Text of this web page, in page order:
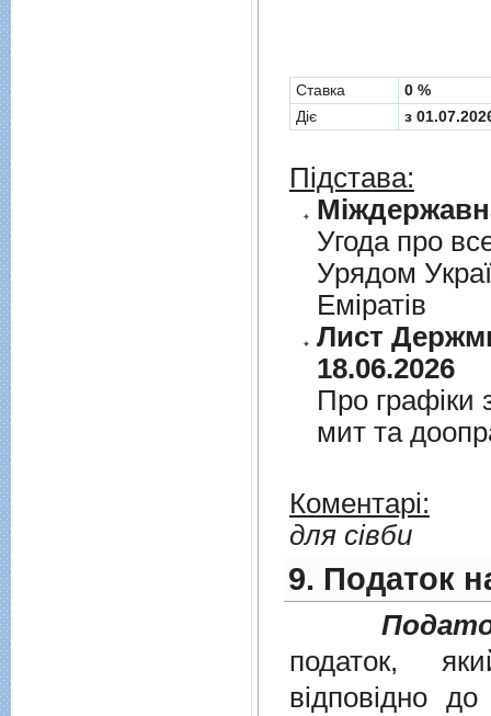
Cтавка
0 %
Діє
з
Підстава:
Угода про
Урядом
Емiратiв
Лист
18.06.2026
Про графiки
мит та
Коментарі:
для сівби
9. Податок
податок,
вiдповiдно